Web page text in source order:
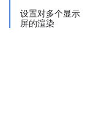
设置对多个显示
屏的渲染